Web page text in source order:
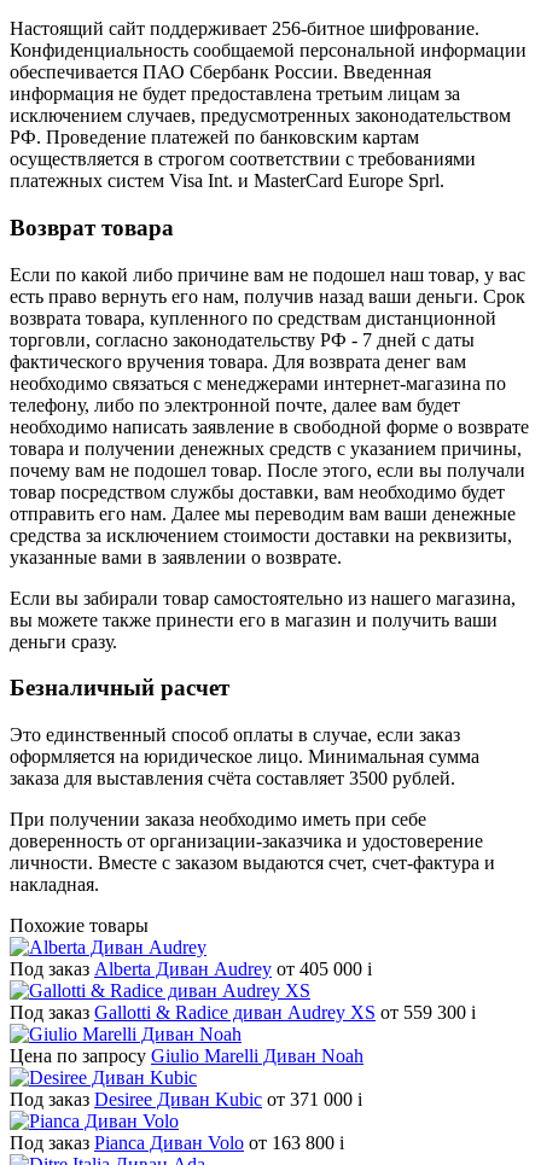
Настоящий сайт поддерживает 256-битное шифрование.
Конфиденциальность сообщаемой персональной информации
обеспечивается ПАО Сбербанк России. Введенная
информация не будет предоставлена третьим лицам за
исключением случаев, предусмотренных законодательством
РФ. Проведение платежей по банковским картам
осуществляется в строгом соответствии с требованиями
платежных систем Visa Int. и MasterCard Europe Sprl.
Возврат товара
Если по какой либо причине вам не подошел наш товар, у вас
есть право вернуть его нам, получив назад ваши деньги. Срок
возврата товара, купленного по средствам дистанционной
торговли, согласно законодательству РФ - 7 дней с даты
фактического вручения товара. Для возврата денег вам
необходимо связаться с менеджерами интернет-магазина по
телефону, либо по электронной почте, далее вам будет
необходимо написать заявление в свободной форме о возврате
товара и получении денежных средств с указанием причины,
почему вам не подошел товар. После этого, если вы получали
товар посредством службы доставки, вам необходимо будет
отправить его нам. Далее мы переводим вам ваши денежные
средства за исключением стоимости доставки на реквизиты,
указанные вами в заявлении о возврате.
Если вы забирали товар самостоятельно из нашего магазина,
вы можете также принести его в магазин и получить ваши
деньги сразу.
Безналичный расчет
Это единственный способ оплаты в случае, если заказ
оформляется на юридическое лицо. Минимальная сумма
заказа для выставления счёта составляет 3500 рублей.
При получении заказа необходимо иметь при себе
доверенность от организации-заказчика и удостоверение
личности. Вместе с заказом выдаются счет, счет-фактура и
накладная.
Похожие товары
Под заказ Alberta Диван Audrey от 405 000 i
Под заказ Gallotti & Radice диван Audrey XS от 559 300 i
Цена по запросу Giulio Marelli Диван Noah
Под заказ Desiree Диван Kubic от 371 000 i
Под заказ Pianca Диван Volo от 163 800 i